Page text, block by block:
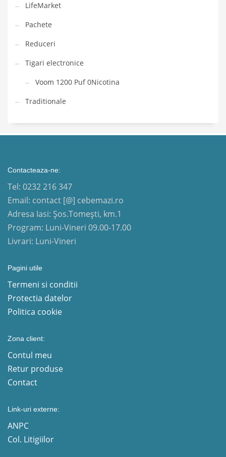
LifeMarket
Pachete
Reduceri
Tigari electronice
Voom 1200 Puf 0Nicotina
Traditionale
Contacteaza-ne:
Tel: 0232 216 347
Email: contact [@] cebemazi.ro
Adresa Iasi: Șos.Tomești, km.1
Program: Luni-Vineri 09.00-17.00
Livrari: Luni-Vineri
Pagini utile
Termeni si conditii
Protectia datelor
Politica cookie
Zona client:
Contul meu
Retur produse
Contact
Link-uri externe:
ANPC
Col. Litigiilor